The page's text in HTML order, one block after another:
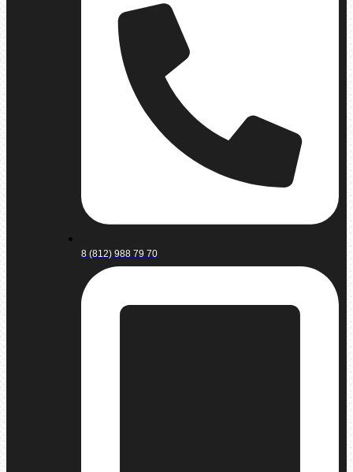
8 (812) 988 79 70